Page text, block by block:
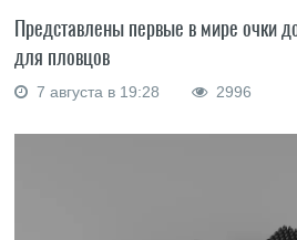
Представлены первые в мире очки
для пловцов
7 августа в 19:28 2996